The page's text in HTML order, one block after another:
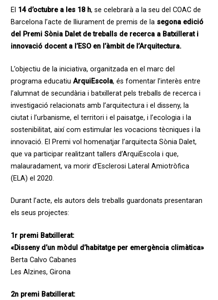
El 14 d’octubre a les 18 h, se celebrarà a la seu del COAC de
Barcelona l’acte de lliurament de premis de la segona edició
del Premi Sònia Dalet de treballs de recerca a Batxillerat i
innovació docent a l’ESO en l’àmbit de l’Arquitectura.
L’objectiu de la iniciativa, organitzada en el marc del
programa educatiu ArquiEscola, és fomentar l’interès entre
l’alumnat de secundària i batxillerat pels treballs de recerca i
investigació relacionats amb l’arquitectura i el disseny, la
ciutat i l’urbanisme, el territori i el paisatge, i l’ecologia i la
sostenibilitat, així com estimular les vocacions tècniques i la
innovació. El Premi vol homenatjar l’arquitecta Sònia Dalet,
que va participar realitzant tallers d’ArquiEscola i que,
malauradament, va morir d’Esclerosi Lateral Amiotròfica
(ELA) el 2020.
Durant l’acte, els autors dels treballs guardonats presentaran
els seus projectes:
1r premi Batxillerat:
«Disseny d’un mòdul d’habitatge per emergència climàtica»
Berta Calvo Cabanes
Les Alzines, Girona
2n premi Batxillerat: